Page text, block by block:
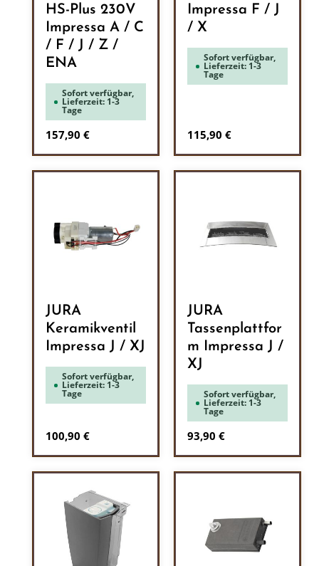
HS-Plus 230V
Impressa A / C
/ F / J / Z /
ENA
Sofort verfügbar,
Lieferzeit: 1-3
Tage
Regulärer Preis:
157,90 €
Impressa F / J
/ X
Sofort verfügbar,
Lieferzeit: 1-3
Tage
Regulärer Preis:
115,90 €
JURA
Keramikventil
Impressa J / XJ
Sofort verfügbar,
Lieferzeit: 1-3
Tage
Regulärer Preis:
100,90 €
JURA
Tassenplattfor
m Impressa J /
XJ
Sofort verfügbar,
Lieferzeit: 1-3
Tage
Regulärer Preis:
93,90 €